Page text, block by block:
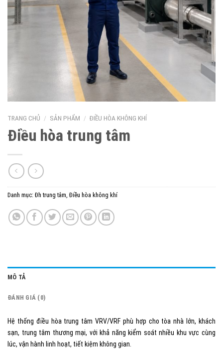
TRANG CHỦ / SẢN PHẨM / ĐIỀU HÒA KHÔNG KHÍ
Điều hòa trung tâm
Danh mục: Đh trung tâm, Điều hòa không khí
MÔ TẢ
ĐÁNH GIÁ (0)
Hệ thống điều hòa trung tâm VRV/VRF phù hợp cho tòa nhà lớn, khách
sạn, trung tâm thương mại, với khả năng kiểm soát nhiều khu vực cùng
lúc, vận hành linh hoạt, tiết kiệm không gian.